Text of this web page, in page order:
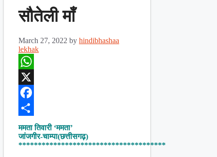
सौतेली माँ
March 27, 2022 by hindibhashaa
lekhak
WhatsApp
X
Facebook
Share
ममता तिवारी ‘ममता’
जांजगीर-चाम्पा(छत्तीसगढ़)
**************************************